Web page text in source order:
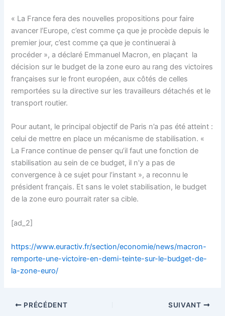
« La France fera des nouvelles propositions pour faire
avancer l’Europe, c’est comme ça que je procède depuis le
premier jour, c’est comme ça que je continuerai à
procéder », a déclaré Emmanuel Macron, en plaçant la
décision sur le budget de la zone euro au rang des victoires
françaises sur le front européen, aux côtés de celles
remportées su la directive sur les travailleurs détachés et le
transport routier.
Pour autant, le principal objectif de Paris n’a pas été atteint :
celui de mettre en place un mécanisme de stabilisation. «
La France continue de penser qu’il faut une fonction de
stabilisation au sein de ce budget, il n’y a pas de
convergence à ce sujet pour l’instant », a reconnu le
président français. Et sans le volet stabilisation, le budget
de la zone euro pourrait rater sa cible.
[ad_2]
https://www.euractiv.fr/section/economie/news/macron-
remporte-une-victoire-en-demi-teinte-sur-le-budget-de-
la-zone-euro/
PRÉCÉDENT SUIVANT